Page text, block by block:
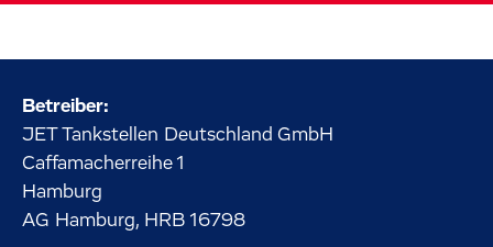
Betreiber:
JET Tankstellen Deutschland GmbH
Caffamacherreihe 1
Hamburg
AG Hamburg, HRB 16798